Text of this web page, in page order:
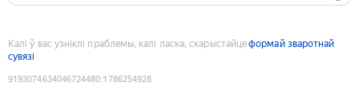
Калі ў вас узніклі праблемы, калі ласка, скарыстайцеформай зваротнай
сувязі
9193074634046724480:1786254928